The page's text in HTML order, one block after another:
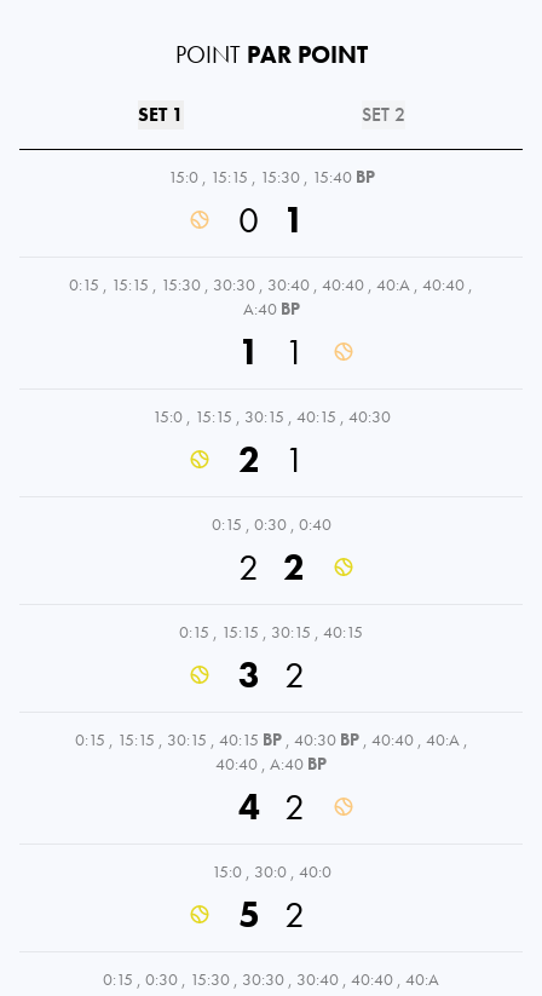
POINT PAR POINT
SET 1 SET 2
15:0 , 15:15 , 15:30 , 15:40 BP
0 1
0:15 , 15:15 , 15:30 , 30:30 , 30:40 , 40:40 , 40:A , 40:40 ,
A:40 BP
1 1
15:0 , 15:15 , 30:15 , 40:15 , 40:30
2 1
0:15 , 0:30 , 0:40
2 2
0:15 , 15:15 , 30:15 , 40:15
3 2
0:15 , 15:15 , 30:15 , 40:15 BP , 40:30 BP , 40:40 , 40:A ,
40:40 , A:40 BP
4 2
15:0 , 30:0 , 40:0
5 2
0:15 , 0:30 , 15:30 , 30:30 , 30:40 , 40:40 , 40:A